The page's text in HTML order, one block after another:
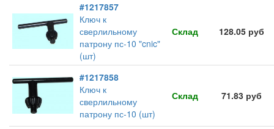
#1217857
Ключ к
сверлильному
патрону пс-10 "cnic"
(шт)
Склад 128.05 руб
#1217858
Ключ к
сверлильному
патрону пс-10 (шт)
Склад 71.83 руб